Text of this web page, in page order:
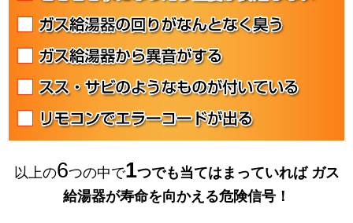
以上の6つの中で1つでも当てはまっていればガス
給湯器が寿命を向かえる危険信号！